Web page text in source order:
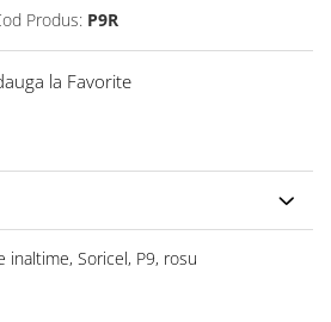
Produs: P9R
la Favorite
inaltime, Soricel, P9, rosu